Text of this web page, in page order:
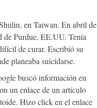
en Taiwan. En abril de
de Purdue, EE.UU. Tenía
de curar. Escribió su
planeaba suicidarse.
buscó información en
un enlace de un artículo
Hizo click en el enlace